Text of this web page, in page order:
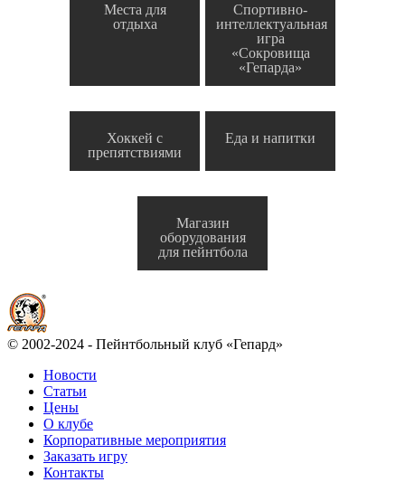
Места для
отдыха
Спортивно-
интеллектуальная
игра
«Сокровища
«Гепарда»
Хоккей с
препятствиями
Еда и напитки
Магазин
оборудования
для пейнтбола
© 2002-2024 - Пейнтбольный клуб «Гепард»
Новости
Статьи
Цены
О клубе
Корпоративные мероприятия
Заказать игру
Контакты